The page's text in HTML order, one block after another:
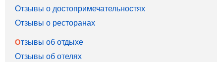
Отзывы о достопримечательностях
Отзывы о ресторанах
Отзывы об отдыхе
Отзывы об отелях